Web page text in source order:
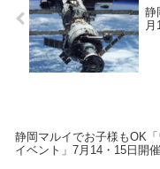
静
月
静岡マルイでお子様もOK
イベント」7月14・15日開催